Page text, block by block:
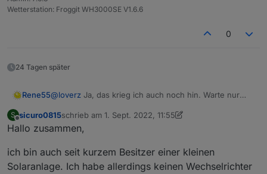
Wetterstation: Froggit WH3000SE V1.6.6
0
24 Tagen später
Rene55@loverz Ja, das krieg ich auch noch hin. Warte nur
kann.
S
Offline
sicuro0815schrieb am 1. Sept. 2022, 11:55
zuletzt editiert von sicuro08159. Juli 2022, 14:17
Hallo zusammen,
ich bin auch seit kurzem Besitzer einer kleinen
Solaranlage. Ich habe allerdings keinen Wechselrichter